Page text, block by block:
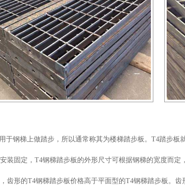
钢梯上做踏步，所以通常称其为楼梯踏步板。T4踏步板
装固定，T4钢梯踏步板的外形尺寸可根据钢梯的宽度而
齿形的T4钢梯踏步板价格高于平面型的T4钢梯踏步板。齿